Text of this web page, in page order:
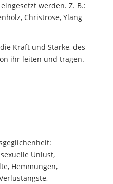
werden. Z. B.:
Christrose, Ylang
Kraft und Stärke, des
ihr leiten und tragen.
Unlust,
Hemmungen,